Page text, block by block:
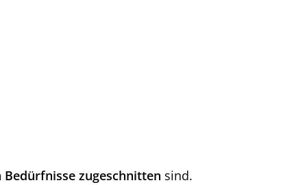
zugeschnitten sind.